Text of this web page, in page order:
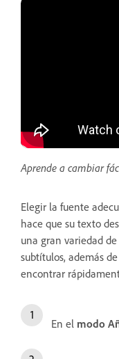
Aprende a cambiar
Elegir la fuente
hace que su texto
una gran variedad
subtítulos, además
encontrar
En el modo